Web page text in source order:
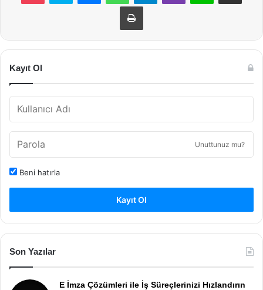
Yazdır
Kayıt Ol
Unuttunuz mu?
Beni hatırla
Kayıt Ol
Son Yazılar
E İmza Çözümleri ile İş Süreçlerinizi Hızlandırın